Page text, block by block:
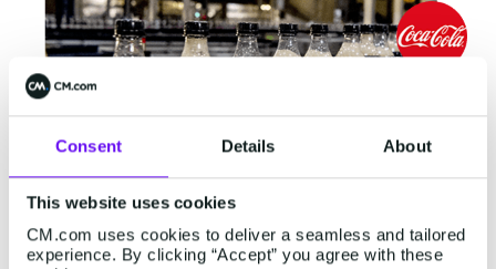
Consent Details About
This website uses cookies
CM.com uses cookies to deliver a seamless and tailored
experience. By clicking “Accept” you agree with these